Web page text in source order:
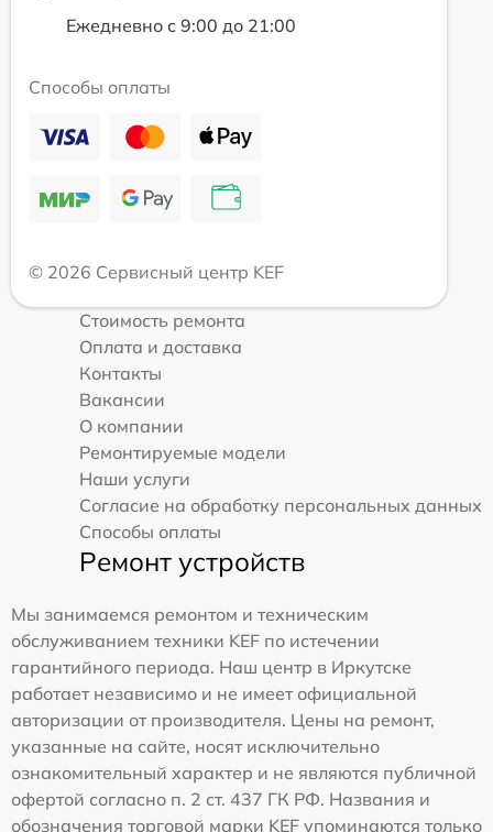
Ежедневно с 9:00 до 21:00
Способы оплаты
© 2026 Сервисный центр KEF
Стоимость ремонта
Оплата и доставка
Контакты
Вакансии
О компании
Ремонтируемые модели
Наши услуги
Согласие на обработку персональных данных
Способы оплаты
Ремонт устройств
Мы занимаемся ремонтом и техническим
обслуживанием техники KEF по истечении
гарантийного периода. Наш центр в Иркутске
работает независимо и не имеет официальной
авторизации от производителя. Цены на ремонт,
указанные на сайте, носят исключительно
ознакомительный характер и не являются публичной
офертой согласно п. 2 ст. 437 ГК РФ. Названия и
обозначения торговой марки KEF упоминаются только